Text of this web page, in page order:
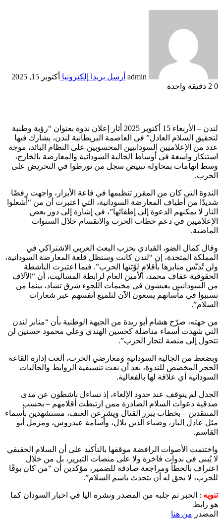
admin أرسل بريدا إلكترونيا أكتوبر 15, 2025
0
دقيقة واحدة
لندن – الأربعاء 15 أكتوبر 2025 أثار إعلان ندوة بعنوان “رؤية وطنية
لتحقيق السلام العادل” في العاصمة البريطانية لندن، يشارك فيها
عدد من الإعلاميين السودانيين المحسوبين على النظام البائد، موجة
استنكار واسعة في أوساط الجالية السودانية والمعارضة بالخارج،
وسط اتهامات بمحاولة تبييض سجل من تورطوا في التحريض على
الحرب.
الندوة التي كان من المقرر تنظيمها في قاعة الأبرار، واجهت رفضًا
شديدًا من أطياف المعارضة السودانية، التي اعتبرت أن من “أشعلوا
النار لا يمكنهم الدعوة إلى إطفائها”، في إشارة إلى دور بعض
الإعلاميين في دعم خطاب الحرب والانقسام خلال السنوات
الماضية.
وقال كمال الضو، القيادي بحزب البعث العربي الاشتراكي في
المملكة المتحدة، إن “لندن كانت وستظل قلعة المعارضة السودانية،
ولن تُدنّس منابرها بأقلامٍ لوّثتها الحرب”. فيما اعتبرت الناشطة
الحقوقية عفاف محمد، الأمين العام لرابطة المساليت، أن “الآلاف
من السودانيين يعيشون في مخيمات اللجوء شرق تشاد، بينما من
تسببوا في مأساتهم يسعون الآن لتلميع أنفسهم عبر شعارات
السلام”.
من جهته، صرّح هشام أبو ريدة من الجبهة الوطنية بأن “منابر لندن
التي شهدت أسماء مناضلة كحسين الهندي وعلي محمود حسنين لن
تتحول إلى منصة لتجار الحرب”.
وبضغط من الجالية السودانية ومعارضي الحرب، ألغت إدارة القاعة
الحجز المخصص للندوة، بعد أن نفت تنسيقية الروابط والجاليات
السودانية أي علاقة لها بالفعالية.
الجدل لم يتوقف عند حدود الإلغاء، إذ تساءل ناشطون عن مدى
صدقية دعوات السلام الصادرة ممن ارتبطت أقلامهم – بحسب
المنتقدين – بخطاب يبرر القتال ويشرعن العنف، مستشهدين بأسماء
مثل عادل الباز، وضياء الدين بلال، وأسامة عيدروس، ومزمل أبو
القاسم.
واختتمت الأصوات الرافضة موقفها بالتأكيد على أن السلام الحقيقي
لا يُبنى في ندوات فاخرة ولا على منصات التبرير، بل من خلال
اعتراف بالخطأ ومراجعة صادقة للضمير، مؤكدين أن “من كان بوقًا
للحرب، لا يحق له أن يتحدث باسم السلام”.
تنويه : الخبر تم جلبه من المصدر ونشره اليا في اخبار السودان كما
هو رابط
المصدر من هنا